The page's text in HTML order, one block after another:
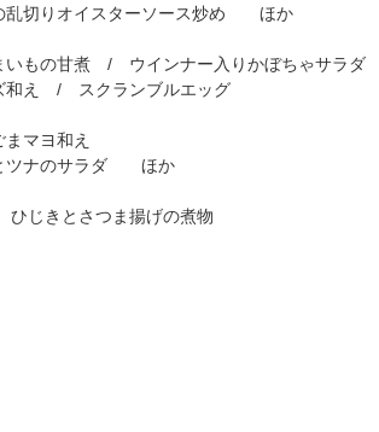
りオイスターソース炒め ほか
甘煮 / ウインナー入りかぼちゃサラダ
/ スクランブルエッグ
ヨ和え
ナのサラダ ほか
とさつま揚げの煮物